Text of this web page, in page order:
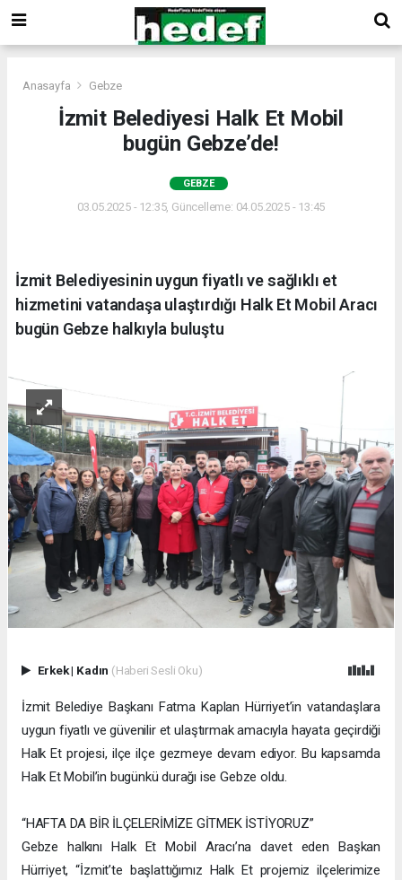
Anasayfa Gebze
İzmit Belediyesi Halk Et Mobil
bugün Gebze’de!
GEBZE
03.05.2025 - 12:35, Güncelleme: 04.05.2025 - 13:45
İzmit Belediyesinin uygun fiyatlı ve sağlıklı et
hizmetini vatandaşa ulaştırdığı Halk Et Mobil Aracı
bugün Gebze halkıyla buluştu
Erkek| Kadın (Haberi Sesli Oku)
İzmit Belediye Başkanı Fatma Kaplan Hürriyet’in vatandaşlara
uygun fiyatlı ve güvenilir et ulaştırmak amacıyla hayata geçirdiği
Halk Et projesi, ilçe ilçe gezmeye devam ediyor. Bu kapsamda
Halk Et Mobil’in bugünkü durağı ise Gebze oldu.
“HAFTA DA BİR İLÇELERİMİZE GİTMEK İSTİYORUZ”
Gebze halkını Halk Et Mobil Aracı’na davet eden Başkan
Hürriyet, “İzmit’te başlattığımız Halk Et projemiz ilçelerimize